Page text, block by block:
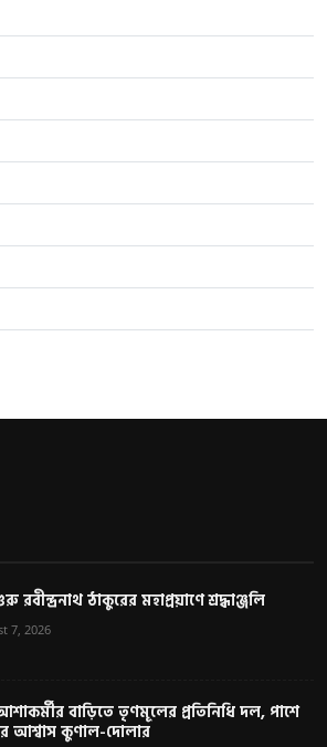
রবীন্দ্রনাথ ঠাকুরের মহাপ্রয়াণে শ্রদ্ধাঞ্জলি
7, 2026
বাড়িতে তৃণমূলের প্রতিনিধি দল, পাশে
আশ্বাস কুণাল-দোলার